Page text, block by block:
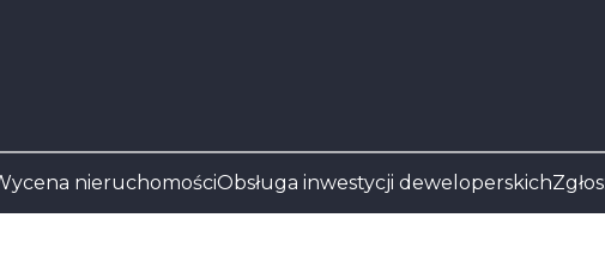
nieruchomościObsługa inwestycji deweloperskich